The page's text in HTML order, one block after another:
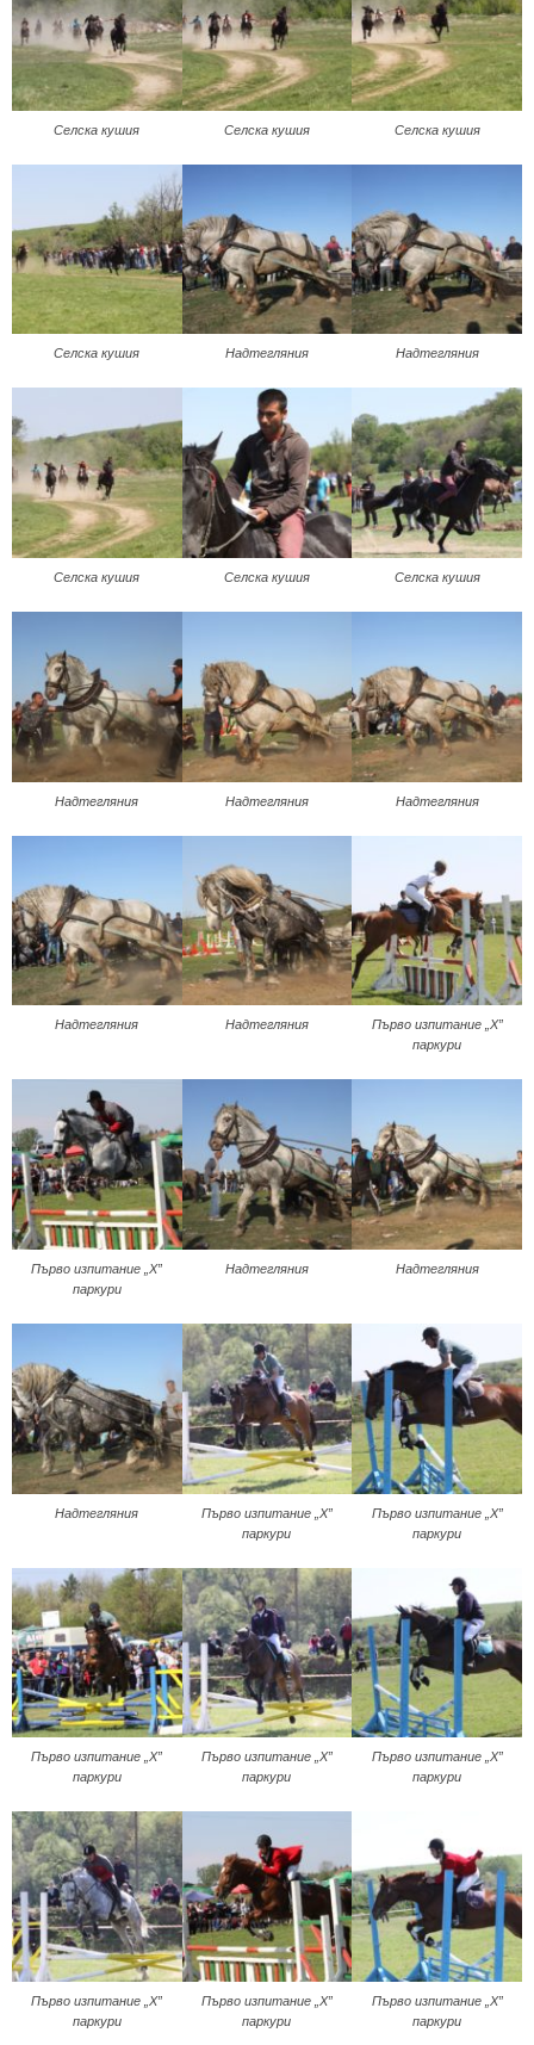
Селска кушия Селска кушия Селска кушия
Селска кушия Надтегляния Надтегляния
Селска кушия Селска кушия Селска кушия
Надтегляния Надтегляния Надтегляния
Надтегляния Надтегляния
Първо изпитание „Х”
паркури
Първо изпитание „Х”
паркури
Надтегляния Надтегляния
Надтегляния
Първо изпитание „Х”
паркури
Първо изпитание „Х”
паркури
Първо изпитание „Х”
паркури
Първо изпитание „Х”
паркури
Първо изпитание „Х”
паркури
Първо изпитание „Х”
паркури
Първо изпитание „Х”
паркури
Първо изпитание „Х”
паркури